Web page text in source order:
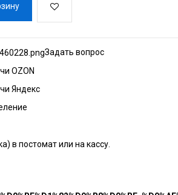
Задать вопрос
OZON
Яндекс
в постомат или на кассу.